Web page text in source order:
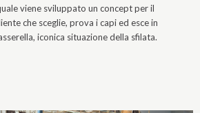
viene sviluppato un concept per il
che sceglie, prova i capi ed esce in
iconica situazione della sfilata.